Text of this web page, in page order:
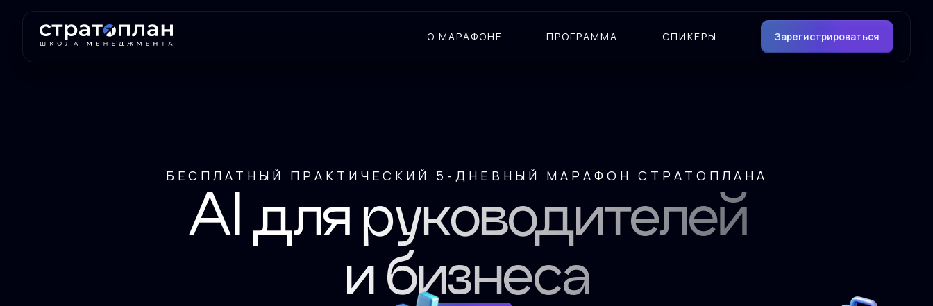
О МАРАФОНЕ ПРОГРАММА СПИКЕРЫ Зарегистрироваться
БЕСПЛАТНЫЙ ПРАКТИЧЕСКИЙ 5-ДНЕВНЫЙ МАРАФОН СТРАТОПЛАНА
AI для руководителей
и бизнеса